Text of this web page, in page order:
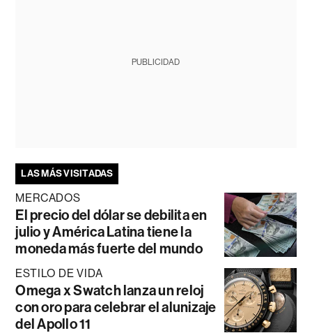
PUBLICIDAD
LAS MÁS VISITADAS
MERCADOS
El precio del dólar se debilita en
julio y América Latina tiene la
moneda más fuerte del mundo
ESTILO DE VIDA
Omega x Swatch lanza un reloj
con oro para celebrar el alunizaje
del Apollo 11